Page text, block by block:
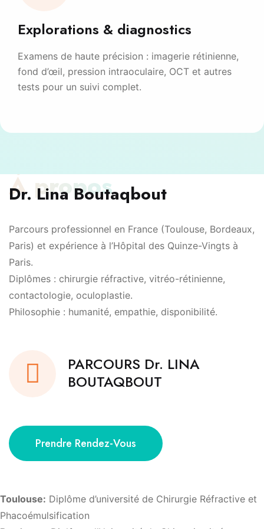
Explorations & diagnostics
Examens de haute précision : imagerie rétinienne,
fond d’œil, pression intraoculaire, OCT et autres
tests pour un suivi complet.
À propos
Dr. Lina Boutaqbout
Parcours professionnel en France (Toulouse, Bordeaux,
Paris) et expérience à l’Hôpital des Quinze-Vingts à
Paris.
Diplômes : chirurgie réfractive, vitréo-rétinienne,
contactologie, oculoplastie.
Philosophie : humanité, empathie, disponibilité.
PARCOURS Dr. LINA
BOUTAQBOUT
Prendre Rendez-Vous
Toulouse: Diplôme d’université de Chirurgie Réfractive et
Phacoémulsification